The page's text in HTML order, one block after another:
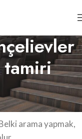
arama yapmak,